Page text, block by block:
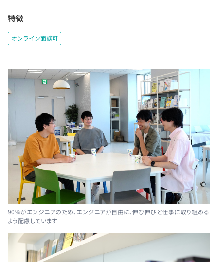
特徴
オンライン面談可
90%がエンジニアのため、エンジニアが自由に、伸び伸びと仕事に取り組める
よう配慮しています